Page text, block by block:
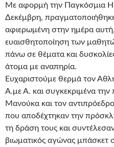
Με αφορμή την Παγκόσμια
Δεκέμβρη,
αφιερωμένη στην ημέρα
ευαισθητοποίηση των
πάνω σε θέματα και
άτομα με αναπηρία.
Ευχαριστούμε θερμά τον
Α.με Α. και συγκεκριμένα την
Μανούκα και τον
που αποδέχτηκαν την
τη δράση τους και
βιωματικός αγώνας μπάσκετ